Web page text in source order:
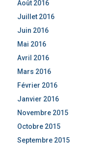
Août 2016
Juillet 2016
Juin 2016
Mai 2016
Avril 2016
Mars 2016
Février 2016
Janvier 2016
Novembre 2015
Octobre 2015
Septembre 2015